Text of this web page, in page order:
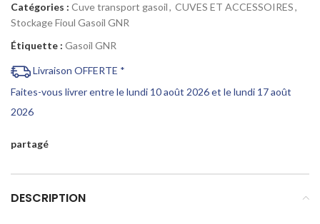
Catégories : Cuve transport gasoil, CUVES ET ACCESSOIRES,
Stockage Fioul Gasoil GNR
Étiquette : Gasoil GNR
Livraison OFFERTE *
Faites-vous livrer entre le lundi 10 août 2026 et le lundi 17 août
2026
partagé
DESCRIPTION